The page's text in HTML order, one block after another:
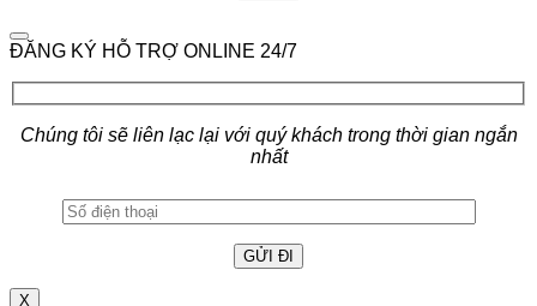
ĐĂNG KÝ HỖ TRỢ ONLINE 24/7
Chúng tôi sẽ liên lạc lại với quý khách trong thời gian ngắn
nhất
X